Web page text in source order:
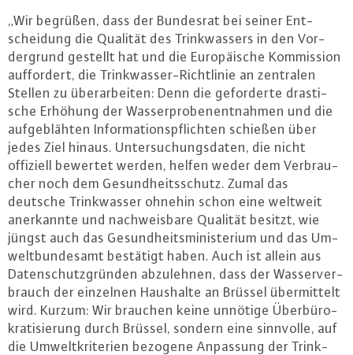
„Wir begrüßen, dass der Bundesrat bei seiner Ent­
schei­dung die Qualität des Trink­was­sers in den Vor­
der­grund gestellt hat und die Eu­ro­päi­sche Kom­mis­si­on
auf­for­dert, die Trink­was­ser-Richt­li­nie an zentralen
Stellen zu über­ar­bei­ten: Denn die ge­for­der­te dras­ti­
sche Erhöhung der Was­ser­pro­ben­ent­nah­men und die
auf­ge­bläh­ten In­for­ma­ti­ons­pflich­ten schießen über
jedes Ziel hinaus. Un­ter­su­chungs­da­ten, die nicht
offiziell bewertet werden, helfen weder dem Ver­brau­
cher noch dem Ge­sund­heits­schutz. Zumal das
deutsche Trink­was­ser ohnehin schon eine weltweit
an­er­kann­te und nach­weis­ba­re Qualität besitzt, wie
jüngst auch das Ge­sund­heits­mi­nis­te­ri­um und das Um­
welt­bun­des­amt bestätigt haben. Auch ist allein aus
Da­ten­schutz­grün­den ab­zu­leh­nen, dass der Was­ser­ver­
brauch der einzelnen Haushalte an Brüssel über­mit­telt
wird. Kurzum: Wir brauchen keine unnötige Über­bü­ro­
kra­ti­sie­rung durch Brüssel, sondern eine sinnvolle, auf
die Um­welt­kri­te­ri­en bezogene Anpassung der Trink­